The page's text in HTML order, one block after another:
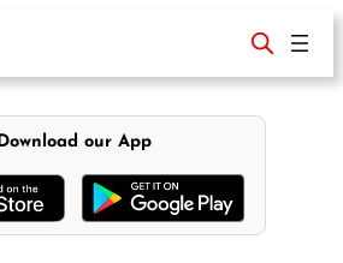
Download our App